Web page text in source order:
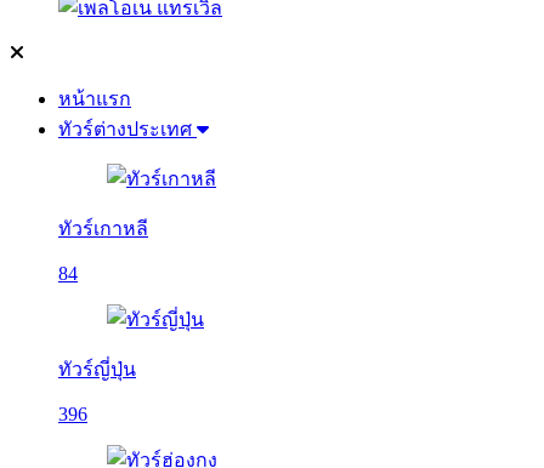
หน้าแรก
ทัวร์ต่างประเทศ
ทัวร์เกาหลี
84
ทัวร์ญี่ปุ่น
396